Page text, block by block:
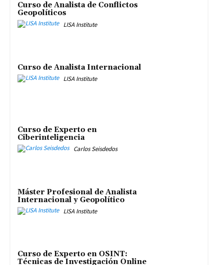
Curso de Analista de Conflictos
Geopolíticos
LISA Institute
Curso de Analista Internacional
LISA Institute
Curso de Experto en
Ciberinteligencia
Carlos Seisdedos
Máster Profesional de Analista
Internacional y Geopolítico
LISA Institute
Curso de Experto en OSINT:
Técnicas de Investigación Online